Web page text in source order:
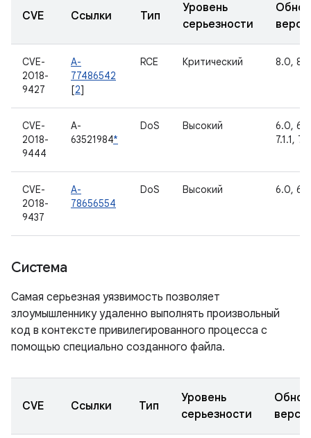
CVE Ссылки Тип
Уровень
серьезности
CVE-
2018-
9427
A-
77486542
[2]
RCE Критический 8.0, 8.1
CVE-
2018-
9444
A-
63521984*
DoS Высокий
6.0,
7.1.1,
CVE-
2018-
9437
A-
78656554
DoS Высокий 6.0,
Система
Самая серьезная уязвимость позволяет
злоумышленнику удаленно выполнять произвольный
код в контексте привилегированного процесса с
помощью специально созданного файла.
CVE Ссылки Тип
Уровень
серьезности